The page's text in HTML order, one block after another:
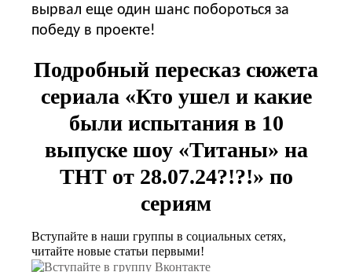
вырвал еще один шанс побороться за
победу в проекте!
Подробный пересказ сюжета
сериала «Кто ушел и какие
были испытания в 10
выпуске шоу «Титаны» на
ТНТ от 28.07.24?!?!» по
сериям
Вступайте в наши группы в социальных сетях,
читайте новые статьи первыми!